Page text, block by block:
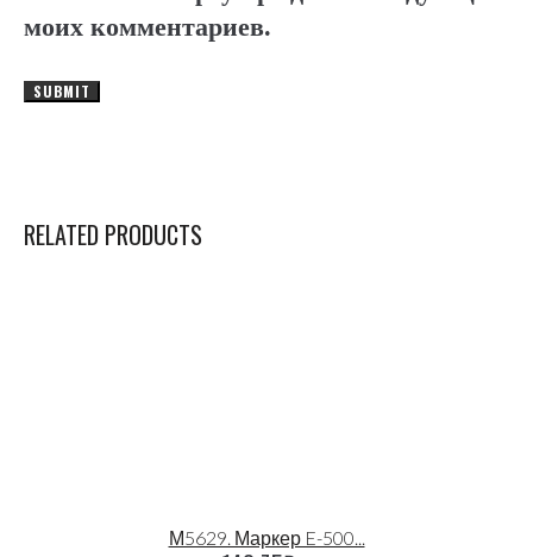
моих комментариев.
RELATED PRODUCTS
М5629. Маркер E-500...